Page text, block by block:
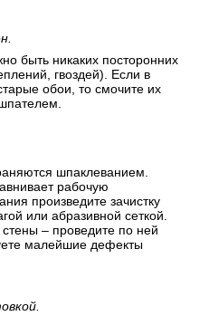
быть никаких посторонних
гвоздей). Если в
обои, то смочите их
шпаклеванием.
рабочую
произведите зачистку
или абразивной сеткой.
стены – проведите по ней
малейшие дефекты